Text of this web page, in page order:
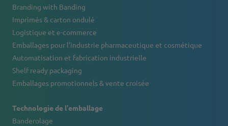
Branding with Banding
Imprimés & carton ondulé
Logistique et e-commerce
Emballages pour l’industrie pharmaceutique et cosmétique
Automatisation et fabrication industrielle
Shelf ready packaging
Emballages promotionnels & vente croisée
Technologie de l'emballage
Banderolage